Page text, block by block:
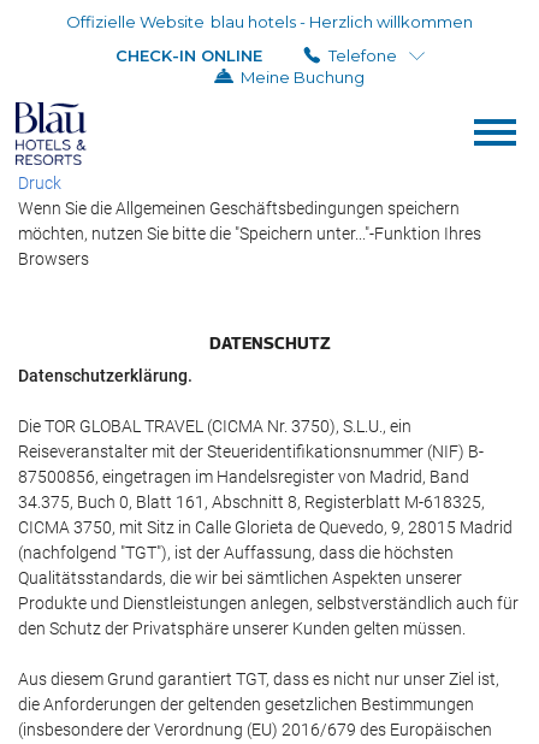
Offizielle Website blau hotels - Herzlich willkommen
CHECK-IN ONLINE
Telefone
Meine Buchung
Druck
Wenn Sie die Allgemeinen Geschäftsbedingungen speichern
möchten, nutzen Sie bitte die "Speichern unter..."-Funktion Ihres
Browsers
DATENSCHUTZ
Datenschutzerklärung.
Die TOR GLOBAL TRAVEL (CICMA Nr. 3750), S.L.U., ein
Reiseveranstalter mit der Steueridentifikationsnummer (NIF) B-
87500856, eingetragen im Handelsregister von Madrid, Band
34.375, Buch 0, Blatt 161, Abschnitt 8, Registerblatt M-618325,
CICMA 3750, mit Sitz in Calle Glorieta de Quevedo, 9, 28015 Madrid
(nachfolgend "TGT"), ist der Auffassung, dass die höchsten
Qualitätsstandards, die wir bei sämtlichen Aspekten unserer
Produkte und Dienstleistungen anlegen, selbstverständlich auch für
den Schutz der Privatsphäre unserer Kunden gelten müssen.
Aus diesem Grund garantiert TGT, dass es nicht nur unser Ziel ist,
die Anforderungen der geltenden gesetzlichen Bestimmungen
(insbesondere der Verordnung (EU) 2016/679 des Europäischen